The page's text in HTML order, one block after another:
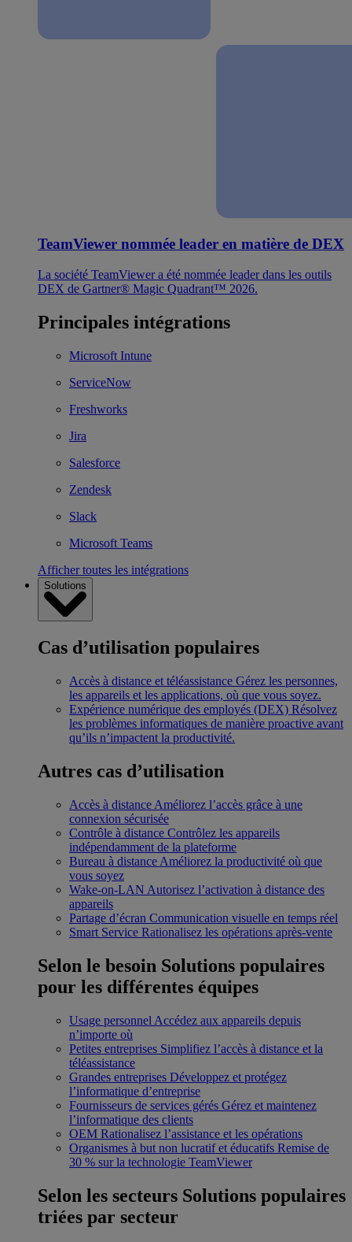
TeamViewer nommée leader en matière de DEX
La société TeamViewer a été nommée leader dans les outils
DEX de Gartner® Magic Quadrant™ 2026.
Principales intégrations
Microsoft Intune
ServiceNow
Freshworks
Jira
Salesforce
Zendesk
Slack
Microsoft Teams
Afficher toutes les intégrations
Solutions
Cas d’utilisation populaires
Accès à distance et téléassistance Gérez les personnes,
les appareils et les applications, où que vous soyez.
Expérience numérique des employés (DEX) Résolvez
les problèmes informatiques de manière proactive avant
qu’ils n’impactent la productivité.
Autres cas d’utilisation
Accès à distance Améliorez l’accès grâce à une
connexion sécurisée
Contrôle à distance Contrôlez les appareils
indépendamment de la plateforme
Bureau à distance Améliorez la productivité où que
vous soyez
Wake-on-LAN Autorisez l’activation à distance des
appareils
Partage d’écran Communication visuelle en temps réel
Smart Service Rationalisez les opérations après-vente
Selon le besoin Solutions populaires
pour les différentes équipes
Usage personnel Accédez aux appareils depuis
n’importe où
Petites entreprises Simplifiez l’accès à distance et la
téléassistance
Grandes entreprises Développez et protégez
l’informatique d’entreprise
Fournisseurs de services gérés Gérez et maintenez
l’informatique des clients
OEM Rationalisez l’assistance et les opérations
Organismes à but non lucratif et éducatifs Remise de
30 % sur la technologie TeamViewer
Selon les secteurs Solutions populaires
triées par secteur